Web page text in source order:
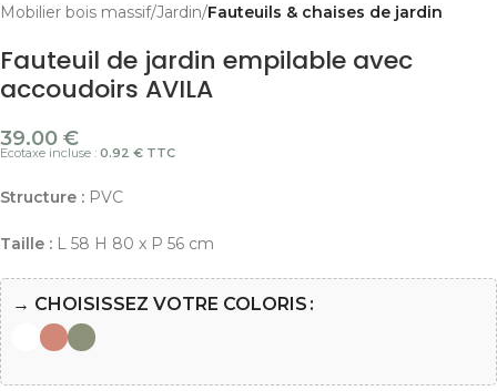
Mobilier bois massif Jardin Fauteuils & chaises de jardin
Fauteuil de jardin empilable avec
accoudoirs AVILA
39.00 €
Ecotaxe incluse : 0.92 € TTC
Structure : PVC
Taille : L 58 H 80 x P 56 cm
→ CHOISISSEZ VOTRE COLORIS